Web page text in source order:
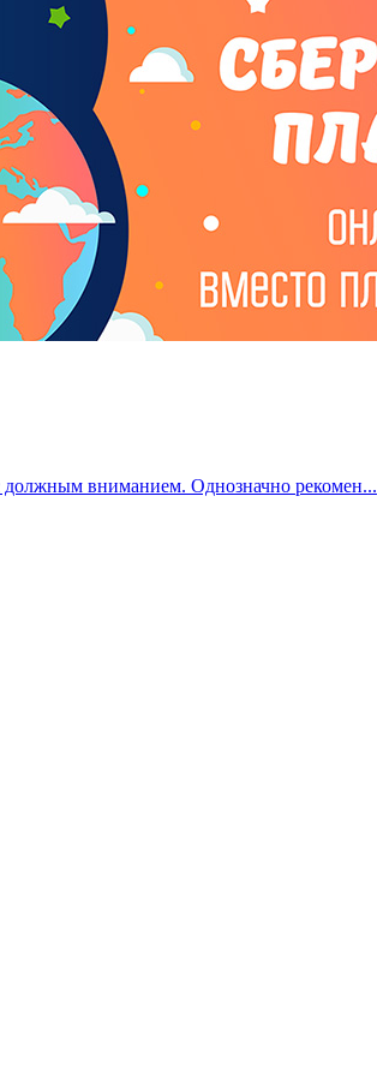
должным вниманием. Однозначно рекомен...